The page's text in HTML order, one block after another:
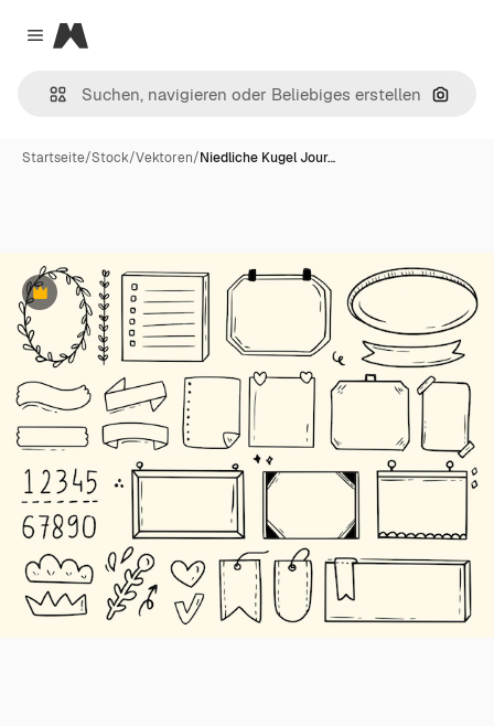
Close menu
Magnific
Nach
Startseite/Stock/Vektoren/Niedliche Kugel Jour…
Premium